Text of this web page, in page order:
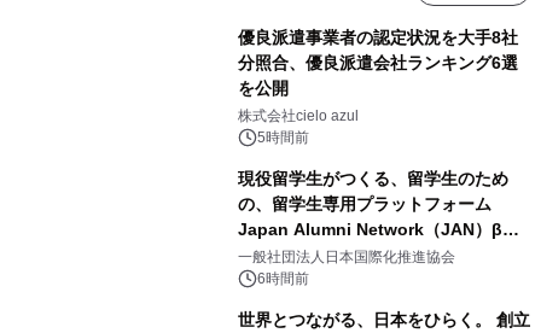
優良派遣事業者の認定状況を大手8社
分照合、優良派遣会社ランキング6選
を公開
株式会社cielo azul
5時間前
現役留学生がつくる、留学生のため
の、留学生専用プラットフォーム
Japan Alumni Network（JAN）β版
をリリース
一般社団法人日本国際化推進協会
6時間前
世界とつながる、日本をひらく。 創立